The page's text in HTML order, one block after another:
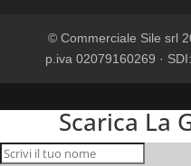
© Commerciale Sile srl
p.iva 02079160269 ·
Scarica La